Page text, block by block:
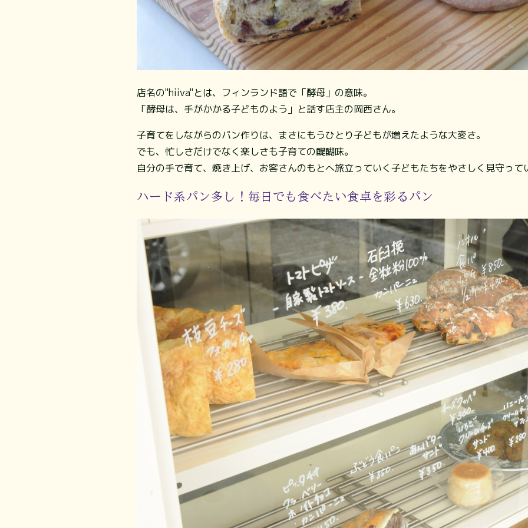
店名の"hiiva"とは、フィンランド語で「酵母」の意味。
「酵母は、手がかかる子どものよう」と話す店主の岡西さん。
子育てをしながらのパン作りは、まさにもうひとり子どもが増えたような大変さ。
でも、忙しさだけでなく楽しさも子育ての醍醐味。
自分の手で育て、焼き上げ、お客さんのもとへ旅立っていく子どもたちをやさしく見守って
ハード系パン多し！毎日でも食べたい食卓を彩るパン